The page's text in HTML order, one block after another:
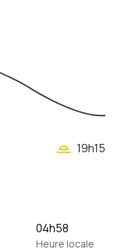
wb_twilight_2 19h15
04h58
Heure locale